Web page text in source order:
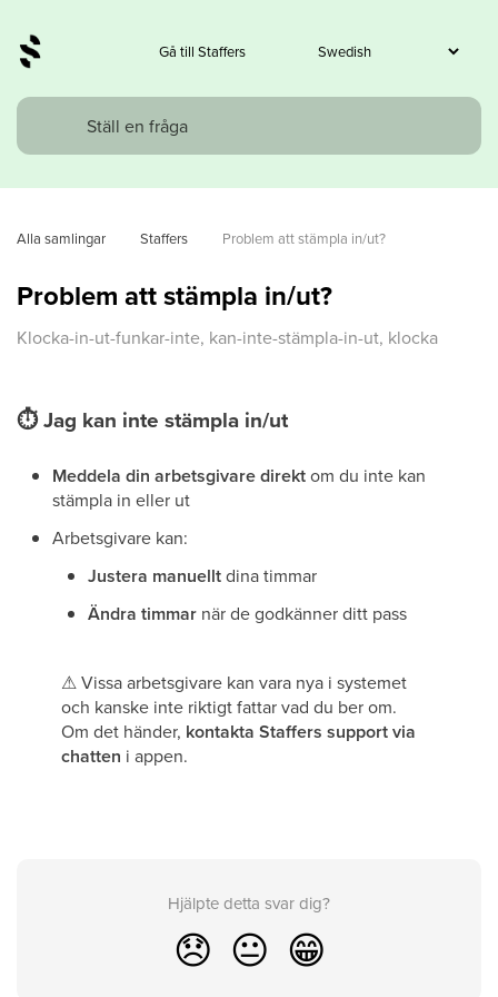
Gå till Staffers
Alla samlingar Staffers Problem att stämpla in/ut?
Problem att stämpla in/ut?
Klocka-in-ut-funkar-inte, kan-inte-stämpla-in-ut, klocka
⏱Jag kan inte stämpla in/ut
Meddela din arbetsgivare direktom du inte kan
stämpla in eller ut
Arbetsgivare kan:
Justera manuelltdina timmar
Ändra timmar när de godkänner ditt pass
⚠Vissa arbetsgivare kan vara nya i systemet
och kanske inte riktigt fattar vad du ber om.
Om det händer, kontakta Staffers support via
chatten i appen.
Hjälpte detta svar dig?
😞 😐 😁